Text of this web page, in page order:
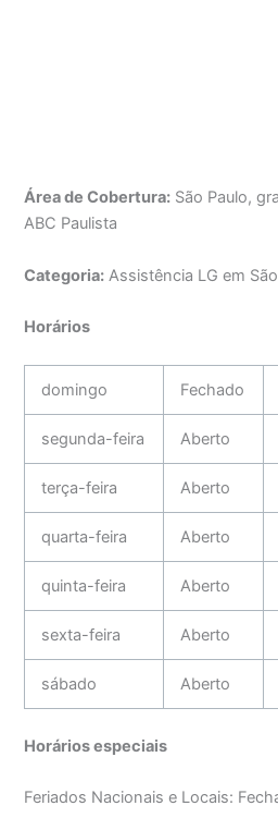
Área de Cobertura: São Paulo,
ABC Paulista
Categoria: Assistência LG em
Horários
domingo Fechado
segunda-feira Aberto
terça-feira Aberto
quarta-feira Aberto
quinta-feira Aberto
sexta-feira Aberto
sábado Aberto
Horários especiais
Feriados Nacionais e Locais: